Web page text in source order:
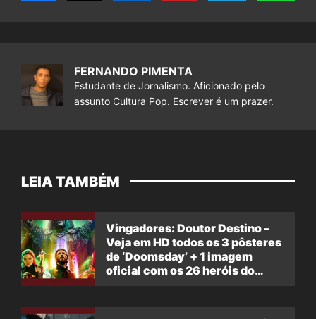
FERNANDO PIMENTA
Estudante de Jornalismo. Aficionado pelo
assunto Cultura Pop. Escrever é um prazer.
LEIA TAMBÉM
Vingadores: Doutor Destino –
Veja em HD todos os 3 pôsteres
de ‘Doomsday’ + 1 imagem
oficial com os 26 heróis do